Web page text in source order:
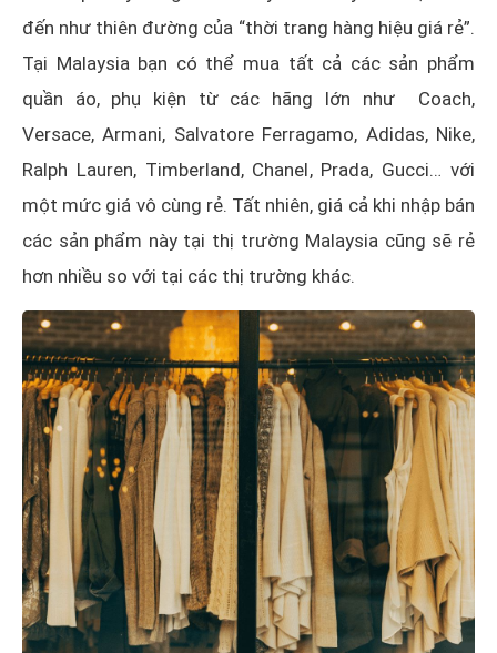
đến như thiên đường của “thời trang hàng hiệu giá rẻ”.
Tại Malaysia bạn có thể mua tất cả các sản phẩm
quần áo, phụ kiện từ các hãng lớn như Coach,
Versace, Armani, Salvatore Ferragamo, Adidas, Nike,
Ralph Lauren, Timberland, Chanel, Prada, Gucci… với
một mức giá vô cùng rẻ. Tất nhiên, giá cả khi nhập bán
các sản phẩm này tại thị trường Malaysia cũng sẽ rẻ
hơn nhiều so với tại các thị trường khác.